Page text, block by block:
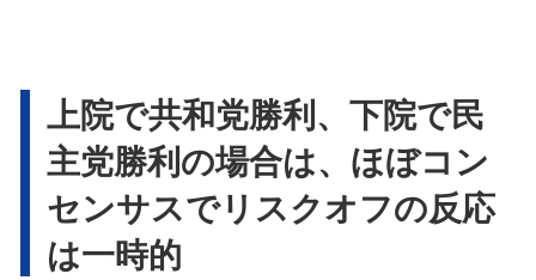
上院で共和党勝利、下院で民
主党勝利の場合は、ほぼコン
センサスでリスクオフの反応
は一時的